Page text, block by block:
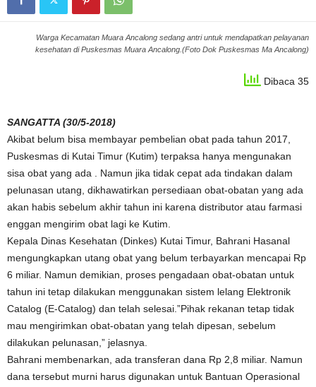
Warga Kecamatan Muara Ancalong sedang antri untuk mendapatkan pelayanan
kesehatan di Puskesmas Muara Ancalong.(Foto Dok Puskesmas Ma Ancalong)
Dibaca 35
SANGATTA (30/5-2018)
Akibat belum bisa membayar pembelian obat pada tahun 2017,
Puskesmas di Kutai Timur (Kutim) terpaksa hanya mengunakan
sisa obat yang ada . Namun jika tidak cepat ada tindakan dalam
pelunasan utang, dikhawatirkan persediaan obat-obatan yang ada
akan habis sebelum akhir tahun ini karena distributor atau farmasi
enggan mengirim obat lagi ke Kutim.
Kepala Dinas Kesehatan (Dinkes) Kutai Timur, Bahrani Hasanal
mengungkapkan utang obat yang belum terbayarkan mencapai Rp
6 miliar. Namun demikian, proses pengadaan obat-obatan untuk
tahun ini tetap dilakukan menggunakan sistem lelang Elektronik
Catalog (E-Catalog) dan telah selesai.”Pihak rekanan tetap tidak
mau mengirimkan obat-obatan yang telah dipesan, sebelum
dilakukan pelunasan,” jelasnya.
Bahrani membenarkan, ada transferan dana Rp 2,8 miliar. Namun
dana tersebut murni harus digunakan untuk Bantuan Operasional